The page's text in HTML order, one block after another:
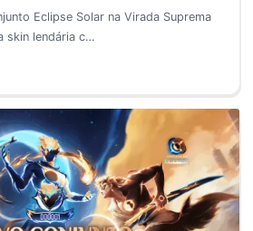
Eclipse Solar na Virada Suprema
skin lendária c…